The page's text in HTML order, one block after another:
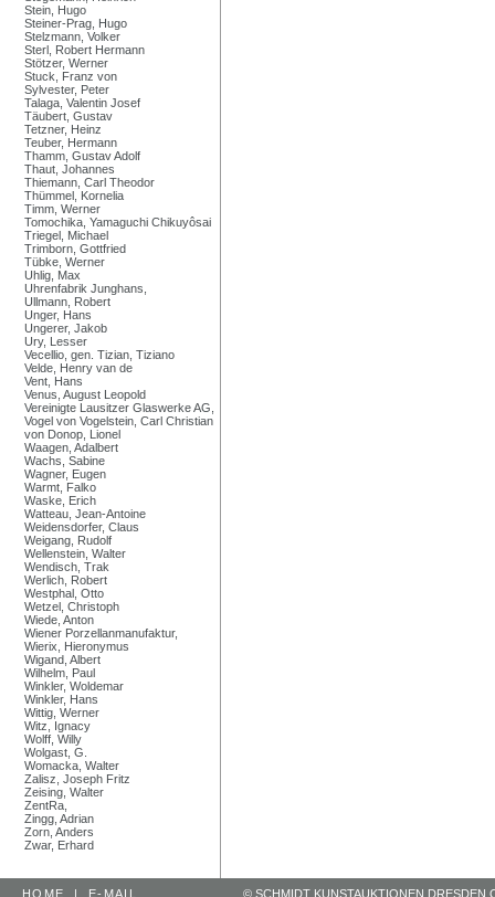
Stein, Hugo
Steiner-Prag, Hugo
Stelzmann, Volker
Sterl, Robert Hermann
Stötzer, Werner
Stuck, Franz von
Sylvester, Peter
Talaga, Valentin Josef
Täubert, Gustav
Tetzner, Heinz
Teuber, Hermann
Thamm, Gustav Adolf
Thaut, Johannes
Thiemann, Carl Theodor
Thümmel, Kornelia
Timm, Werner
Tomochika, Yamaguchi Chikuyôsai
Triegel, Michael
Trimborn, Gottfried
Tübke, Werner
Uhlig, Max
Uhrenfabrik Junghans,
Ullmann, Robert
Unger, Hans
Ungerer, Jakob
Ury, Lesser
Vecellio, gen. Tizian, Tiziano
Velde, Henry van de
Vent, Hans
Venus, August Leopold
Vereinigte Lausitzer Glaswerke AG,
Vogel von Vogelstein, Carl Christian
von Donop, Lionel
Waagen, Adalbert
Wachs, Sabine
Wagner, Eugen
Warmt, Falko
Waske, Erich
Watteau, Jean-Antoine
Weidensdorfer, Claus
Weigang, Rudolf
Wellenstein, Walter
Wendisch, Trak
Werlich, Robert
Westphal, Otto
Wetzel, Christoph
Wiede, Anton
Wiener Porzellanmanufaktur,
Wierix, Hieronymus
Wigand, Albert
Wilhelm, Paul
Winkler, Woldemar
Winkler, Hans
Wittig, Werner
Witz, Ignacy
Wolff, Willy
Wolgast, G.
Womacka, Walter
Zalisz, Joseph Fritz
Zeising, Walter
ZentRa,
Zingg, Adrian
Zorn, Anders
Zwar, Erhard
HOME | E-MAIL © SCHMIDT KUNSTAUKTIONEN DRESDEN